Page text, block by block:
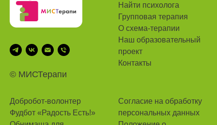
© MИСТерапи
Найти психолога
Групповая терапия
О схема-терапии
Наш образовательный
проект
Контакты
Добробот-волонтер
Фудбот «Радость Есть!»
Согласие на обработку
персональных данных